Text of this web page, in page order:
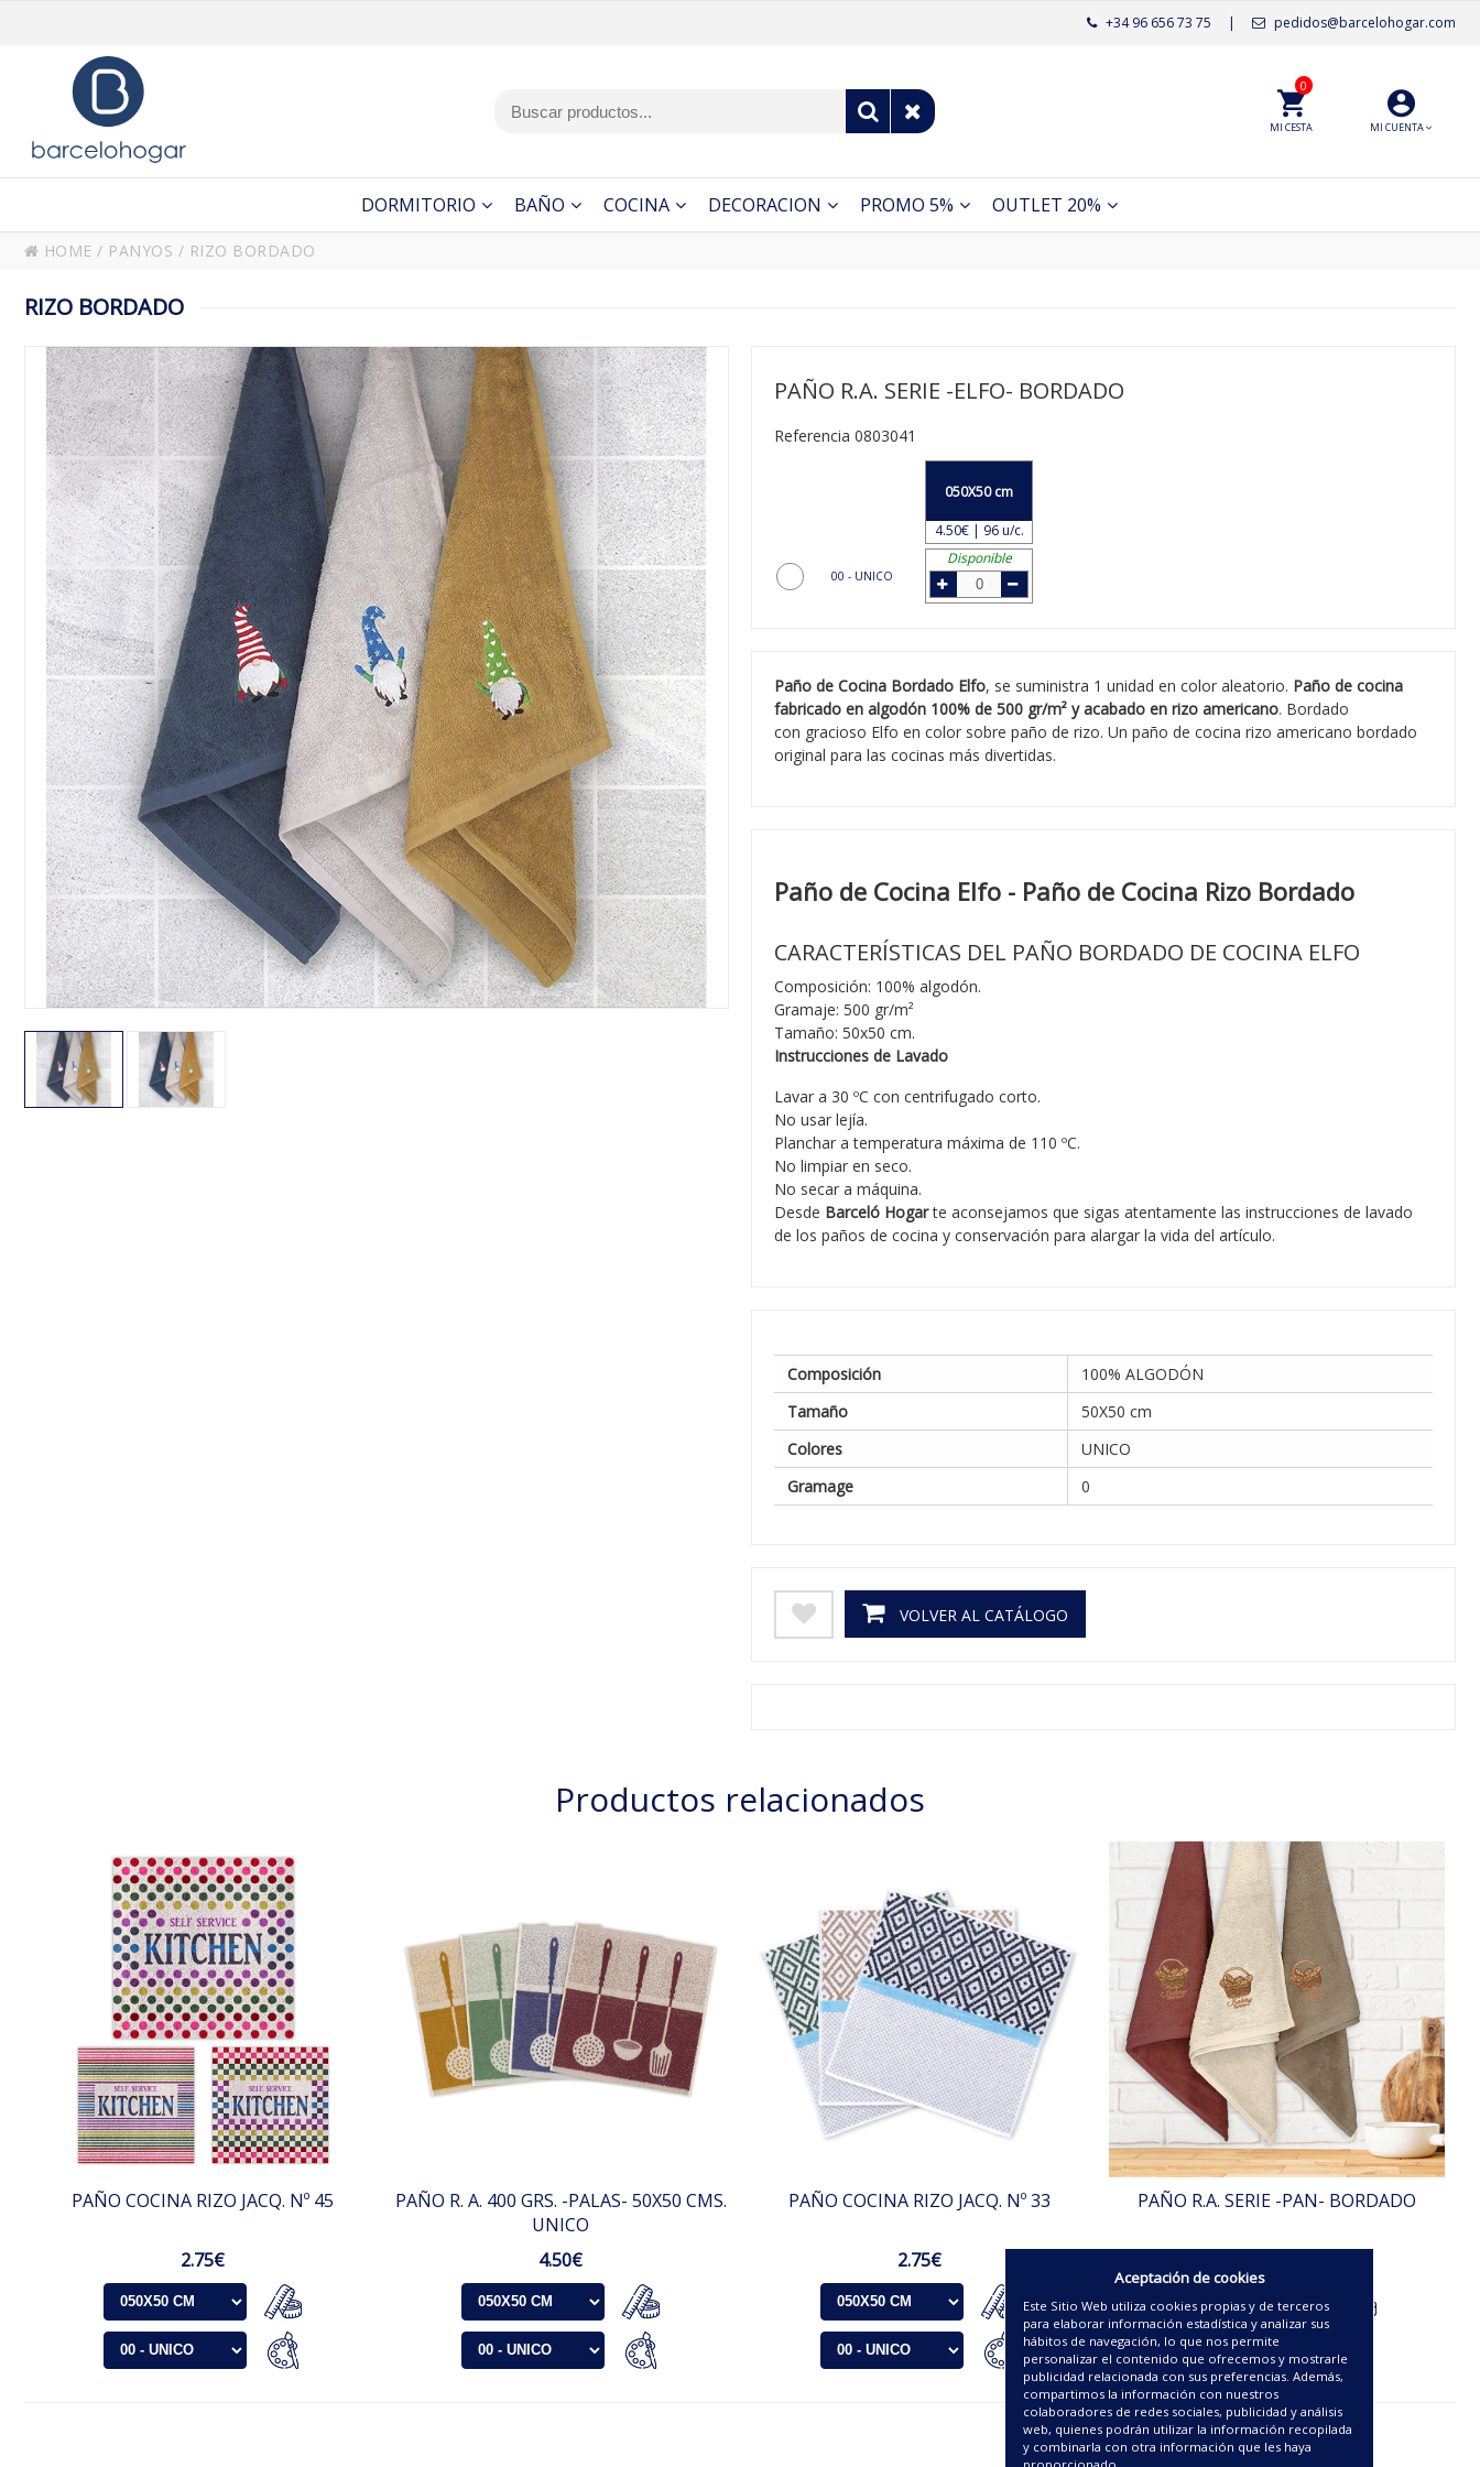
pedidos@barcelohogar.com
|
+34 96 656 73 75
MI CUENTA
MI CESTA
0
DORMITORIO BAÑO COCINA DECORACION PROMO 5% OUTLET 20%
HOME / PANYOS / RIZO BORDADO
RIZO BORDADO
PAÑO R.A. SERIE -ELFO- BORDADO
Referencia 0803041
00 - UNICO
050X50 cm
4.50€ | 96 u/c.
Disponible
Paño de Cocina Bordado Elfo, se suministra 1 unidad en color aleatorio. Paño de cocina
fabricado en algodón 100% de 500 gr/m² y acabado en rizo americano. Bordado
con gracioso Elfo en color sobre paño de rizo. Un paño de cocina rizo americano bordado
original para las cocinas más divertidas.
Paño de Cocina Elfo - Paño de Cocina Rizo Bordado
CARACTERÍSTICAS DEL PAÑO BORDADO DE COCINA ELFO
Composición: 100% algodón.
Gramaje: 500 gr/m²
Tamaño: 50x50 cm.
Instrucciones de Lavado
Lavar a 30 ºC con centrifugado corto.
No usar lejía.
Planchar a temperatura máxima de 110 ºC.
No limpiar en seco.
No secar a máquina.
Desde Barceló Hogarte aconsejamos que sigas atentamente las instrucciones de lavado
de los paños de cocina y conservación para alargar la vida del artículo.
Composición
100% ALGODÓN
Tamaño
50X50 cm
Colores
UNICO
Gramage
0
VOLVER AL CATÁLOGO
Productos relacionados
PAÑO COCINA RIZO JACQ. Nº 45
2.75€
PAÑO R. A. 400 GRS. -PALAS- 50X50 CMS.
UNICO
4.50€
PAÑO COCINA RIZO JACQ. Nº 33
2.75€
PAÑO R.A. SERIE -PAN- BORDADO
Aceptación de cookies
Este Sitio Web utiliza cookies propias y de terceros
para elaborar información estadística y analizar sus
hábitos de navegación, lo que nos permite
personalizar el contenido que ofrecemos y mostrarle
publicidad relacionada con sus preferencias. Además,
compartimos la información con nuestros
colaboradores de redes sociales, publicidad y análisis
web, quienes podrán utilizar la información recopilada
y combinarla con otra información que les haya